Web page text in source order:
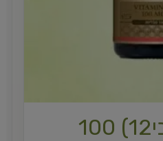
ויטמין B12 (בי12) 100